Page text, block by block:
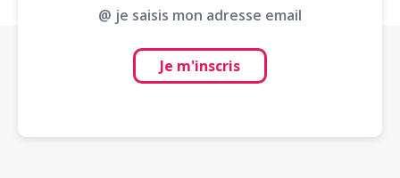
@ je saisis mon adresse email
Je m'inscris